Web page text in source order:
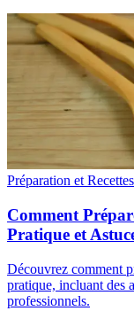
Préparation et Recettes
Comment
Pratique et
Découvrez comment
pratique, incluant des
professionnels.